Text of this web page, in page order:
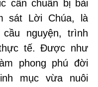
cần chuẩn bị bài
sát Lời Chúa, là
nguyện, trình
tế. Được như
phong phú đời
mục vừa nuôi